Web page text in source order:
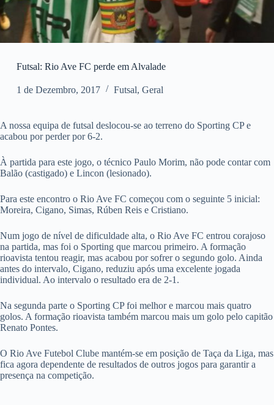
Futsal: Rio Ave FC perde em Alvalade
1 de Dezembro, 2017 Futsal, Geral
A nossa equipa de futsal deslocou-se ao terreno do Sporting CP e
acabou por perder por 6-2.
À partida para este jogo, o técnico Paulo Morim, não pode contar com
Balão (castigado) e Lincon (lesionado).
Para este encontro o Rio Ave FC começou com o seguinte 5 inicial:
Moreira, Cigano, Simas, Rúben Reis e Cristiano.
Num jogo de nível de dificuldade alta, o Rio Ave FC entrou corajoso
na partida, mas foi o Sporting que marcou primeiro. A formação
rioavista tentou reagir, mas acabou por sofrer o segundo golo. Ainda
antes do intervalo, Cigano, reduziu após uma excelente jogada
individual. Ao intervalo o resultado era de 2-1.
Na segunda parte o Sporting CP foi melhor e marcou mais quatro
golos. A formação rioavista também marcou mais um golo pelo capitão
Renato Pontes.
O Rio Ave Futebol Clube mantém-se em posição de Taça da Liga, mas
fica agora dependente de resultados de outros jogos para garantir a
presença na competição.